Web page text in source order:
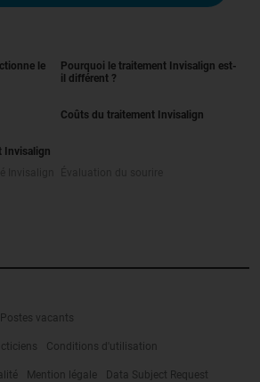
le
Pourquoi le traitement Invisalign est-
il différent ?
Coûts du traitement Invisalign
Invisalign
Postes vacants
Conditions d'utilisation
Mention légale Data Subject Request